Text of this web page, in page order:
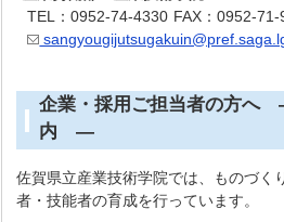
TEL：0952-74-4330 FAX：0952-71-
企業・採用ご担当者の方
内 ―
佐賀県立産業技術学院では、ものづく
者・技能者の育成を行っています。